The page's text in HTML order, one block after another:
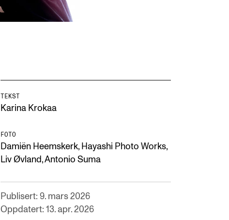
TEKST
Karina Krokaa
FOTO
Damiën Heemskerk, Hayashi Photo Works,
Liv Øvland, Antonio Suma
Publisert: 9. mars 2026
Oppdatert: 13. apr. 2026